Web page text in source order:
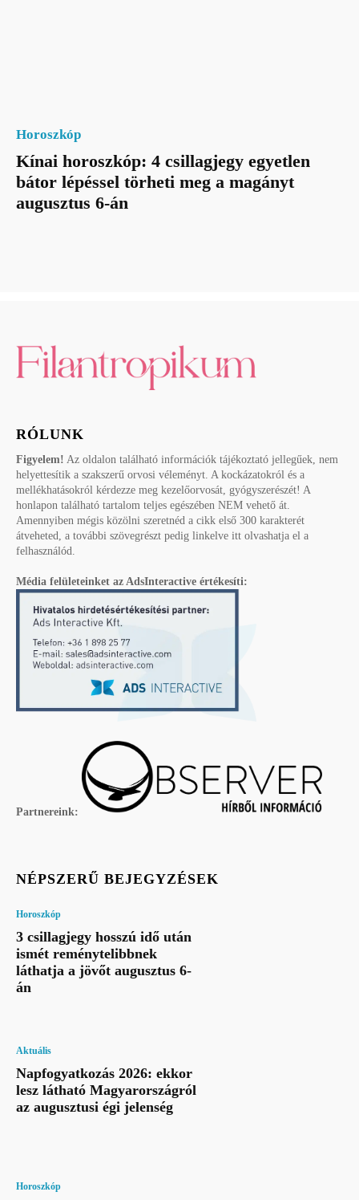
Horoszkóp
Kínai horoszkóp: 4 csillagjegy egyetlen
bátor lépéssel törheti meg a magányt
augusztus 6-án
RÓLUNK
Figyelem! Az oldalon található információk tájékoztató jellegűek, nem
helyettesítik a szakszerű orvosi véleményt. A kockázatokról és a
mellékhatásokról kérdezze meg kezelőorvosát, gyógyszerészét! A
honlapon található tartalom teljes egészében NEM vehető át.
Amennyiben mégis közölni szeretnéd a cikk első 300 karakterét
átveheted, a további szövegrészt pedig linkelve itt olvashatja el a
felhasználód.
Média felületeinket az AdsInteractive értékesíti:
Partnereink:
NÉPSZERŰ BEJEGYZÉSEK
Horoszkóp
3 csillagjegy hosszú idő után
ismét reménytelibbnek
láthatja a jövőt augusztus 6-
án
Aktuális
Napfogyatkozás 2026: ekkor
lesz látható Magyarországról
az augusztusi égi jelenség
Horoszkóp